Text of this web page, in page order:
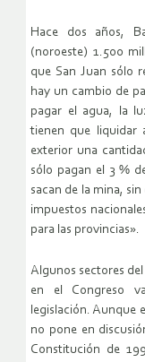
Hace dos años,
(noroeste) 1.500
que San Juan sólo
hay un cambio de
pagar el agua, la
tienen que liquidar
exterior una
sólo pagan el 3 %
sacan de la mina,
impuestos
para las provincias».
Algunos sectores
en el Congreso
legislación. Aunque
no pone en
Constitución de